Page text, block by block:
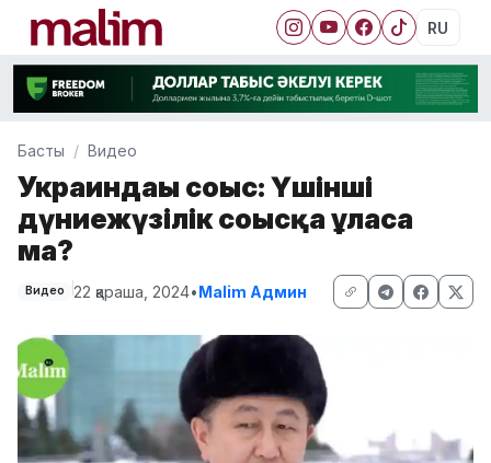
RU
Басты Видео
Украиндағы соғыс: Үшінші
дүниежүзілік соғысқа ұласа
ма?
Видео 22 қараша, 2024•Malim Админ